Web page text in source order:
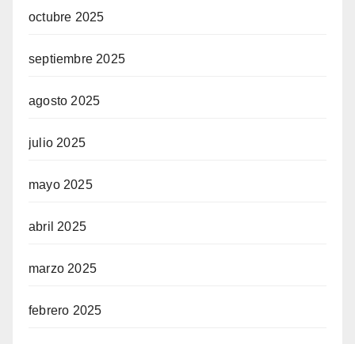
octubre 2025
septiembre 2025
agosto 2025
julio 2025
mayo 2025
abril 2025
marzo 2025
febrero 2025